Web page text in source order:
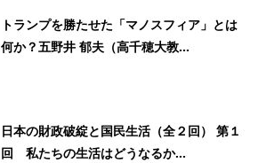
トランプを勝たせた「マノスフィア」とは
何か？五野井 郁夫（高千穂大教...
日本の財政破綻と国民生活（全２回） 第１
回 私たちの生活はどうなるか...